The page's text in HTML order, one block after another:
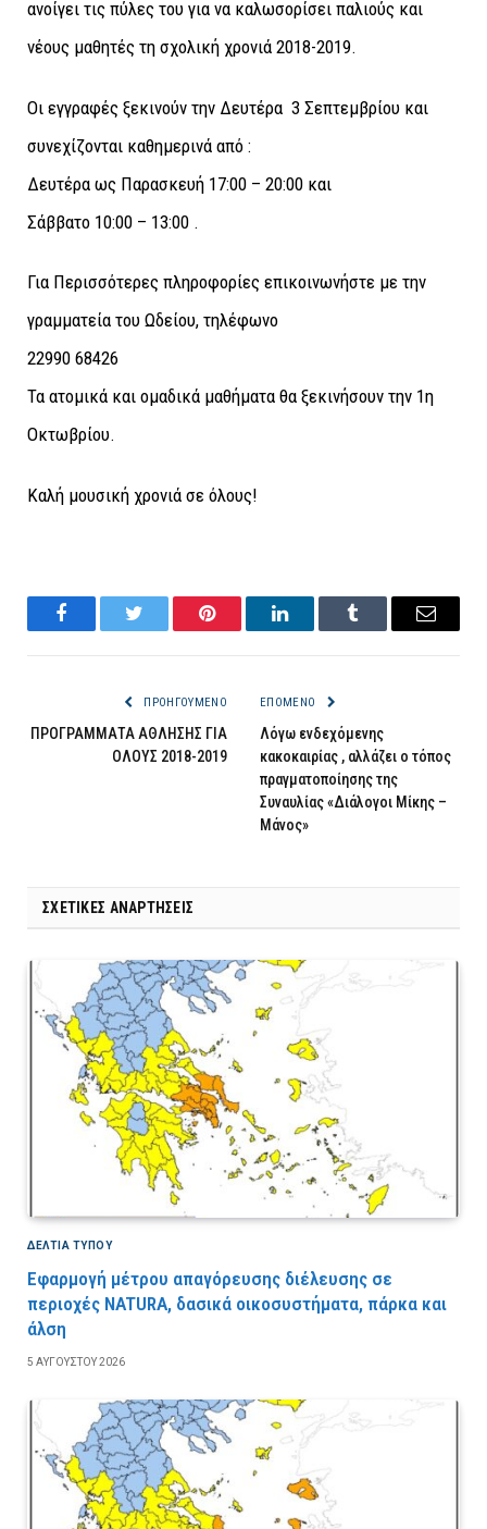
ανοίγει τις πύλες του για να καλωσορίσει παλιούς και
νέους μαθητές τη σχολική χρονιά 2018-2019.
Οι εγγραφές ξεκινούν την Δευτέρα 3 Σεπτεμβρίου και
συνεχίζονται καθημερινά από :
Δευτέρα ως Παρασκευή 17:00 – 20:00 και
Σάββατο 10:00 – 13:00 .
Για Περισσότερες πληροφορίες επικοινωνήστε με την
γραμματεία του Ωδείου, τηλέφωνο
22990 68426
Τα ατομικά και ομαδικά μαθήματα θα ξεκινήσουν την 1η
Οκτωβρίου.
Καλή μουσική χρονιά σε όλους!
FacebookTwitter Pinterest LinkedInTumblr Email
ΠΡΟΗΓΟΎΜΕΝΟ
ΠΡΟΓΡΑΜΜΑΤΑ ΑΘΛΗΣΗΣ ΓΙΑ
ΟΛΟΥΣ 2018-2019
ΕΠΌΜΕΝΟ
Λόγω ενδεχόμενης
κακοκαιρίας , αλλάζει ο τόπος
πραγματοποίησης της
Συναυλίας «Διάλογοι Μίκης –
Μάνος»
ΣΧΕΤΙΚΈΣ ΑΝΑΡΤΉΣΕΙΣ
ΔΕΛΤΙΑ ΤΥΠΟΥ
Εφαρμογή μέτρου απαγόρευσης διέλευσης σε
περιοχές NATURA, δασικά οικοσυστήματα, πάρκα και
άλση
5 ΑΥΓΟΎΣΤΟΥ 2026